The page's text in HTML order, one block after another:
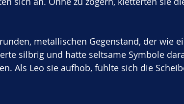
metallischen Gegenstand, der wie
silbrig und hatte seltsame Symbole
Als Leo sie aufhob, fühlte sich die